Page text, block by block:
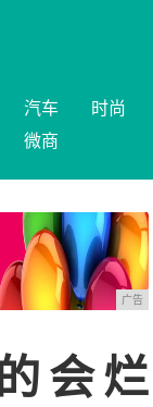
汽车
时尚
微商
广告
会烂